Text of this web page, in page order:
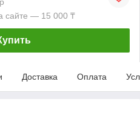
сайте — 15 000 ₸
Доставка Оплата